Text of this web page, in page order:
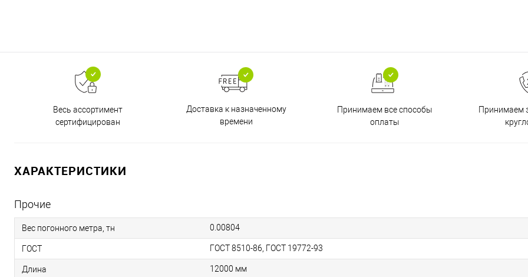
Весь ассортимент
сертифицирован
Доставка к назначенному
времени
Принимаем все способы
оплаты
Принимаем
ХАРАКТЕРИСТИКИ
Прочие
Вес погонного метра, тн 0.00804
ГОСТ ГОСТ 8510-86, ГОСТ 19772-93
Длина 12000 мм